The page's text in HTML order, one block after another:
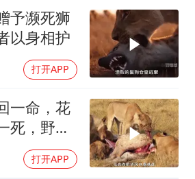
予濒死狮
以身相护
打开APP
一命，花
死，野外
打开APP